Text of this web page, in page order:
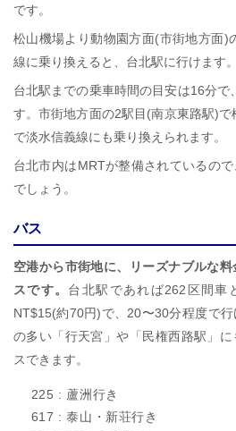
です。
松山機場より動物園方面(市街地方面)
線に乗り換えると、台北駅に行けます。
台北駅までの乗車時間の目安は16分
す。市街地方面の2駅目(南京東路駅)
で淡水信義線にも乗り換えられます。
台北市内はMRTが整備されているの
でしょう。
バス
空港から市街地に、リーズナブルな
スです。 台北駅であれば262区間車
NT$15(約70円)で、20〜30分程度で
の多い「行天宮」や「民権西路駅」
スできます。
225 : 蘆洲行き
617 : 泰山・新荘行き